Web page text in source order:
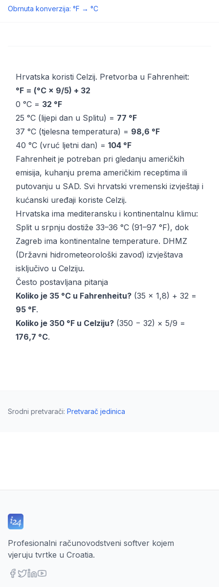
Obrnuta konverzija: °F → °C
Hrvatska koristi Celzij. Pretvorba u Fahrenheit:
°F = (°C × 9/5) + 32
0 °C = 32 °F
25 °C (lijepi dan u Splitu) = 77 °F
37 °C (tjelesna temperatura) = 98,6 °F
40 °C (vruć ljetni dan) = 104 °F
Fahrenheit je potreban pri gledanju američkih
emisija, kuhanju prema američkim receptima ili
putovanju u SAD. Svi hrvatski vremenski izvještaji i
kućanski uređaji koriste Celzij.
Hrvatska ima mediteransku i kontinentalnu klimu:
Split u srpnju dostiže 33–36 °C (91–97 °F), dok
Zagreb ima kontinentalne temperature. DHMZ
(Državni hidrometeorološki zavod) izvještava
isključivo u Celziju.
Često postavljana pitanja
Koliko je 35 °C u Fahrenheitu? (35 × 1,8) + 32 =
95 °F.
Koliko je 350 °F u Celziju? (350 − 32) × 5/9 =
176,7 °C.
Srodni pretvarači: Pretvarač jedinica
Profesionalni računovodstveni softver kojem
vjeruju tvrtke u Croatia.